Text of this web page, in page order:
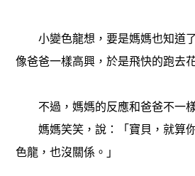
小變色龍想，要是媽媽也知道
像爸爸一樣高興，於是飛快的跑去
不過，媽媽的反應和爸爸不一
媽媽笑笑，說：「寶貝，就算你
色龍，也沒關係。」